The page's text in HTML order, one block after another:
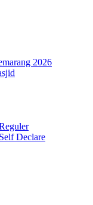
2026
Declare